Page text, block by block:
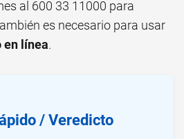
al 600 33 11000 para
es necesario para usar
en línea.
/ Veredicto